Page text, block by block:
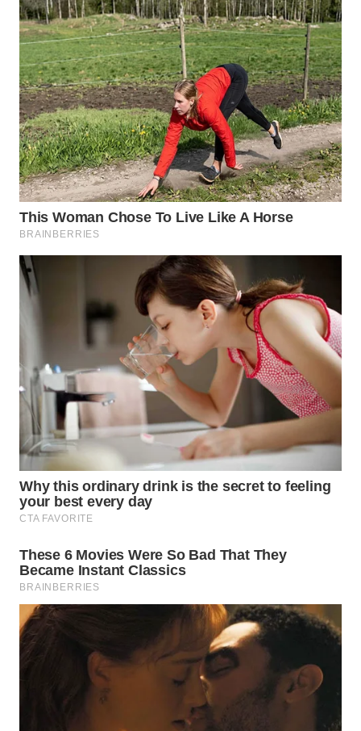
WN
PRIANGAN
TIMUR
WN
SEMARANG
WN
SOLO
WN
SURABAYA
WN
NATUNA
WN
BINTAN
MANDALIKA
WN
LIKUPANG
LABUANBAJO